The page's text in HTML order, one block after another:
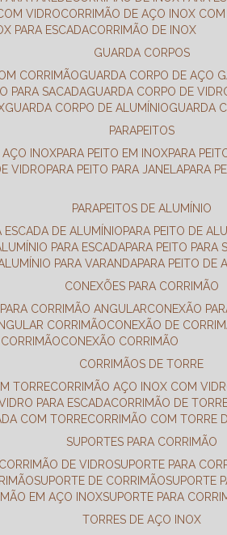
VIDRO CORRIMÃO DE AÇO INOX
PARA ESCADA
CORRIMÃO DE INOX
GUARDA CORPOS
CORRIMÃO GUARDA CORPO DE AÇO
PARA SACADA GUARDA CORPO DE
GUARDA CORPO DE ALUMÍNIO
GUARDA
PARAPEITOS
AÇO INOX PARA PEITO EM INOX PARA
VIDRO PARA PEITO PARA JANELA PARA
PARAPEITOS DE ALUMÍNIO
ESCADA DE ALUMÍNIO PARA PEITO DE
PARA ESCADA PARA PEITO
PARA VARANDA PARA PEITO DE
CONEXÕES PARA CORRIMÃO
PARA CORRIMÃO ANGULAR CONEXÃO
CORRIMÃO CONEXÃO DE
CORRIMÃO
CONEXÃO CORRIMÃO
CORRIMÃOS DE TORRE
TORRE CORRIMÃO AÇO INOX COM
PARA ESCADA CORRIMÃO DE
COM TORRE CORRIMÃO COM TORRE
SUPORTES PARA CORRIMÃO
CORRIMÃO DE VIDRO SUPORTE PARA
SUPORTE DE CORRIMÃO SUPORTE
EM AÇO INOX SUPORTE PARA
TORRES DE AÇO INOX